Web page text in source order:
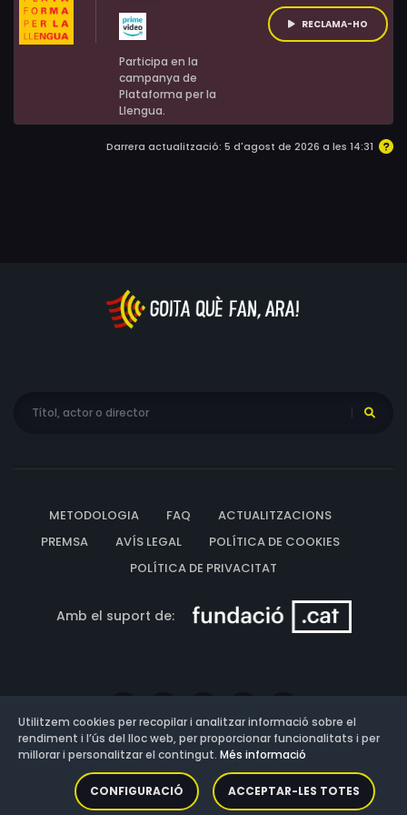
progressos a més, les coses es complicaran quan són
pressionats per altes esferes per crear falses proves
sobre la seva investigació.
Participa en la
campanya de
Plataforma per la
Llengua.
RECLAMA-HO
Darrera actualització: 5 d'agost de 2026 a les 14:31
METODOLOGIA FAQ
ACTUALITZACIONS
PREMSA
AVÍS LEGAL
POLÍTICA DE COOKIES
POLÍTICA DE PRIVACITAT
Amb el suport de:
Versió: 3.13.0.202607011342
Utilitzem cookies per recopilar i analitzar informació sobre el
rendiment i l’ús del lloc web, per proporcionar funcionalitats i per
millorar i personalitzar el contingut. Més informació
CONFIGURACIÓ ACCEPTAR-LES TOTES